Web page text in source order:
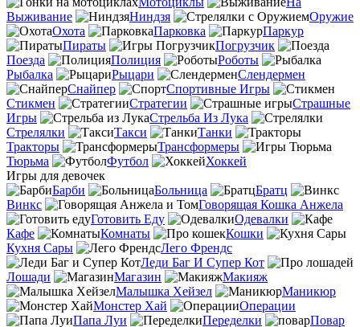
Выживание
Ниндзя
Оружие
Охота
Парковка
Паркур
Пираты
Погрузчик
Поезда
Полиция
Роботы
Рыбалка
Рыцари
Слендермен
Снайпер
Спортивные Игры
Стикмен
Стратегии
Страшные
Игры
Стрельба Из Лука
Стрелялки
Такси
Танки
Тракторы
Трансформеры
Тюрьма
Футбол
Хоккей
Игры для девочек
Барби
Больница
Братц
Винкс
Говорящая Кошка Анжела
Готовить Еду
Одевалки
Кафе
Комнаты
Кошки
Кухня Сары
Лего Френдс
Леди Баг И Супер Кот
Лошади
Магазин
Макияж
Малышка Хейзел
Маникюр
Монстер Хай
Операции
Папа Луи
Переделки
Повар